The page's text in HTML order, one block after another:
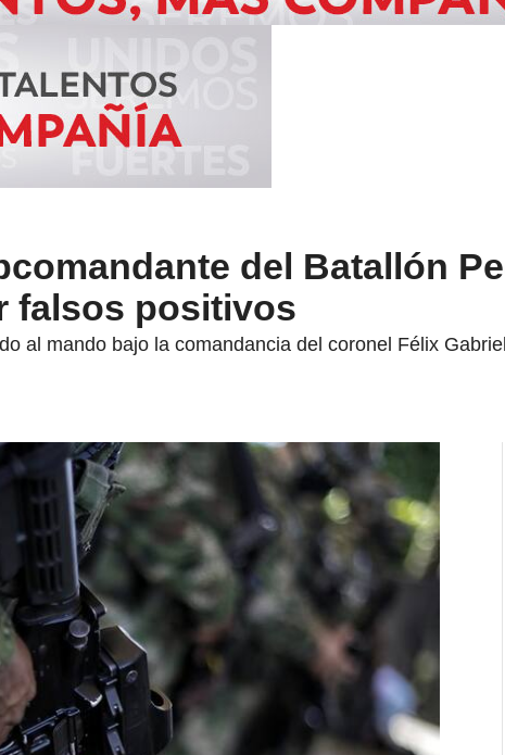
del Batallón
falsos positivos
al mando bajo la comandancia del coronel Félix